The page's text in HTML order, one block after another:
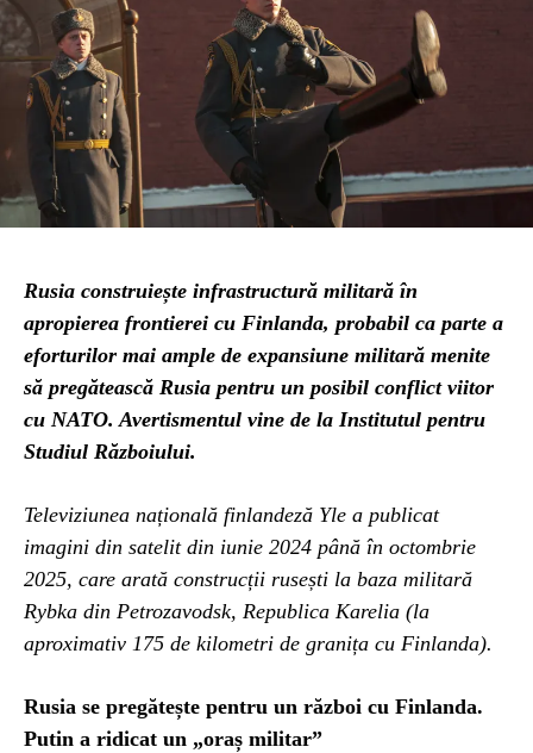
Rusia construiește infrastructură militară în
apropierea frontierei cu Finlanda, probabil ca parte a
eforturilor mai ample de expansiune militară menite
să pregătească Rusia pentru un posibil conflict viitor
cu NATO. Avertismentul vine de la Institutul pentru
Studiul Războiului.
Televiziunea națională finlandeză Yle a publicat
imagini din satelit din iunie 2024 până în octombrie
2025, care arată construcții rusești la baza militară
Rybka din Petrozavodsk, Republica Karelia (la
aproximativ 175 de kilometri de granița cu Finlanda).
Rusia se pregătește pentru un război cu Finlanda.
Putin a ridicat un „oraș militar”